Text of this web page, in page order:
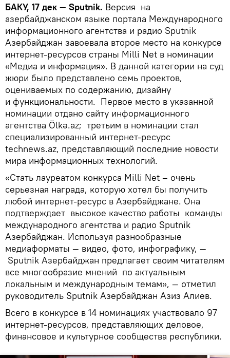
БАКУ, 17 дек — Sputnik. Версия на
азербайджанском языке портала Международного
информационного агентства и радио Sputnik
Азербайджан завоевала второе место на конкурсе
интернет-ресурсов страны Milli Net в номинации
«Медиа и информация». В данной категории на суд
жюри было представлено семь проектов,
оцениваемых по содержанию, дизайну
и функциональности. Первое место в указанной
номинации отдано сайту информационного
агентства Ölkə.az; третьим в номинации стал
специализированный интернет-ресурс
technews.az, представляющий последние новости
мира информационных технологий.
«Стать лауреатом конкурса Milli Net – очень
серьезная награда, которую хотел бы получить
любой интернет-ресурс в Азербайджане. Она
подтверждает высокое качество работы команды
международного агентства и радио Sputnik
Азербайджан. Используя разнообразные
медиаформаты — видео, фото, инфографику, —
Sputnik Азербайджан предлагает своим читателям
все многообразие мнений по актуальным
локальным и международным темам», — отметил
руководитель Sputnik Азербайджан Азиз Алиев.
Всего в конкурсе в 14 номинациях участвовало 97
интернет-ресурсов, представляющих деловое,
финансовое и культурное сообщества республики.